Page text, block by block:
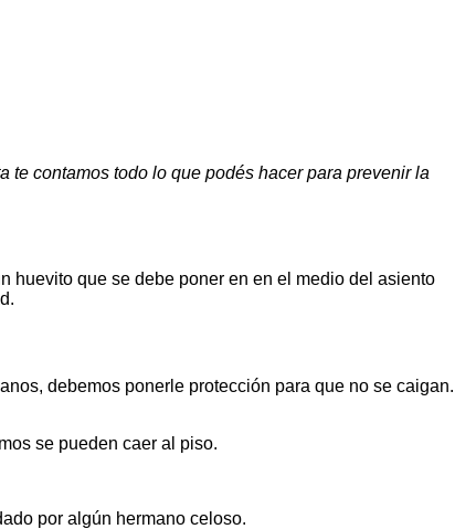
te contamos todo lo que podés hacer para prevenir la
huevito que se debe poner en en el medio del asiento
debemos ponerle protección para que no se caigan.
se pueden caer al piso.
por algún hermano celoso.